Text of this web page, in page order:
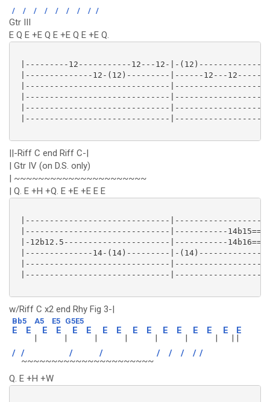
/ / / / / / / / /
Gtr III
E Q E +E Q E +E Q E +E Q.
|---------12-----------12---12-|-
|--------------12-(12)---------|------12---12-----
|------------------------------
|------------------------------
|------------------------------
|------------------------------
||-Riff C end Riff C-|
| Gtr IV (on D.S. only)
| ~~~~~~~~~~~~~~~~~~~~~~
| Q. E +H +Q. E +E +E E E
|------------------------------
|------------------------------|-----------
|-12b12.5----------------------|-----------
|--------------14-(14)---------|-
|------------------------------
|------------------------------
w/Riff C x2 end Rhy Fig 3-|
Bb5 A5 E5 G5E5
E E
|
E E
|
E E
|
E E
|
E E
|
E E
|
E E
|
E
|
E
|
/ /
~~~~~~~~
/
~~~~~
/
~~~~~~~~~
/ / / / /
Q. E +H +W